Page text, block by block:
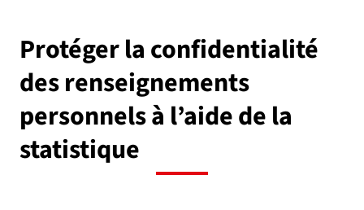
Protéger la confidentialité
des renseignements
personnels à l’aide de la
statistique